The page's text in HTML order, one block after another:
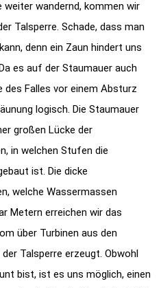
weiter wandernd, kommen wir
Talsperre. Schade, dass man
denn ein Zaun hindert uns
es auf der Staumauer auch
des Falles vor einem Absturz
logisch. Die Staumauer
großen Lücke der
in welchen Stufen die
ist. Die dicke
welche Wassermassen
Metern erreichen wir das
über Turbinen aus den
Talsperre erzeugt. Obwohl
bist, ist es uns möglich, einen